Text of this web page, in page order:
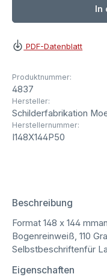
PDF-Datenblatt
Produktnummer:
4837
Hersteller:
Schilderfabrikation
Herstellernummer:
I148X144P50
Beschreibung
Format 148 x 144
Bogenreinweiß, 110
Selbstbeschriftenfür
Eigenschaften